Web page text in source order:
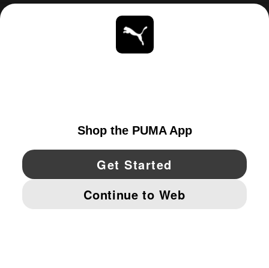
YouTube Twitter Pinterest
IMPRINT AND LEGAL DATA